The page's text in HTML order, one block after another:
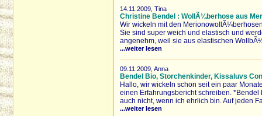
14.11.2009, Tina
Christine Bendel : WollÃ¼berhose aus
Wir wickeln mit den
Sie sind super weich und elastisch und
angenehm, weil sie aus elastischen
...weiter lesen
09.11.2009, Anna
Bendel Bio, Storchenkinder, Kissaluvs
Hallo, wir wickeln schon seit ein paar
einen Erfahrungsbericht schreiben.
auch nicht, wenn ich ehrlich bin. Auf jeden
...weiter lesen